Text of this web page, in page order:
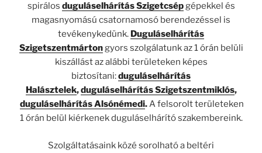
spirálos duguláselhárítás Szigetcsépgépekkel és
magasnyomású csatornamosó berendezéssel is
tevékenykedünk. Duguláselhárítás
Szigetszentmártongyors szolgálatunk az 1 órán belüli
kiszállást az alábbi területeken képes
biztosítani:duguláselhárítás
Halásztelek,duguláselhárítás Szigetszentmiklós,
duguláselhárítás Alsónémedi.A felsorolt területeken
1 órán belül kiérkenek duguláselhárító szakembereink.
Szolgáltatásaink közé sorolható a beltéri